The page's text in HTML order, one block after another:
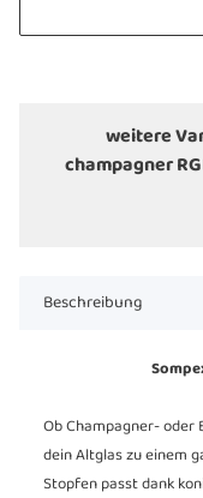
weitere
champagner
Beschreibung
Ob Champagner- oder
dein Altglas zu einem
Stopfen passt dank